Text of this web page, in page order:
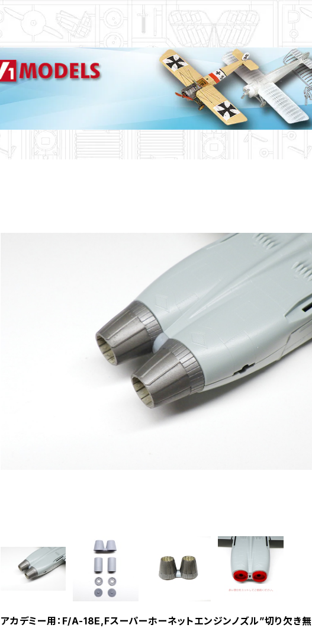
アカデミー用：F/A-18E,Fスーパーホーネットエンジンノズル”切り欠き無